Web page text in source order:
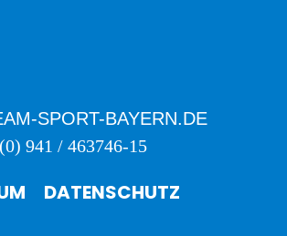
SPORT-BAYERN.DE
941 / 463746-15
DATENSCHUTZ